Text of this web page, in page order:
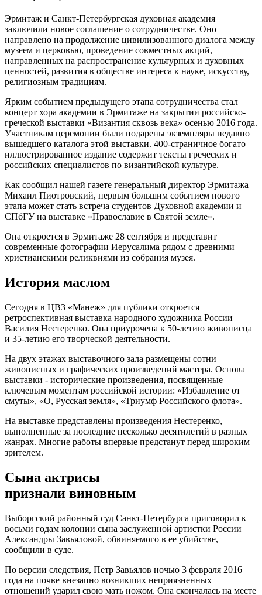
Эрмитаж и Санкт-Петербургская духовная академия
заключили новое соглашение о сотрудничестве. Оно
направлено на продолжение цивилизованного диалога между
музеем и церковью, проведение совместных акций,
направленных на распространение культурных и духовных
ценностей, развития в обществе интереса к науке, искусству,
религиозным традициям.
Ярким событием предыдущего этапа сотрудничества стал
концерт хора академии в Эрмитаже на закрытии российско-
греческой выставки «Византия сквозь века» осенью 2016 года.
Участникам церемонии были подарены экземпляры недавно
вышедшего каталога этой выставки. 400-страничное богато
иллюстрированное издание содержит тексты греческих и
российских специалистов по византийской культуре.
Как сообщил нашей газете генеральный директор Эрмитажа
Михаил Пиотровский, первым большим событием нового
этапа может стать встреча студентов Духовной академии и
СПбГУ на выставке «Православие в Святой земле».
Она откроется в Эрмитаже 28 сентября и представит
современные фотографии Иерусалима рядом с древними
христианскими реликвиями из собрания музея.
История маслом
Сегодня в ЦВЗ «Манеж» для публики откроется
ретроспективная выставка народного художника России
Василия Нестеренко. Она приурочена к 50-летию живописца
и 35-летию его творческой деятельности.
На двух этажах выставочного зала размещены сотни
живописных и графических произведений мастера. Основа
выставки - исторические произведения, посвященные
ключевым моментам российской истории: «Избавление от
смуты», «О, Русская земля», «Триумф Российского флота».
На выставке представлены произведения Нестеренко,
выполненные за последние несколько десятилетий в разных
жанрах. Многие работы впервые предстанут перед широким
зрителем.
Сына актрисы
признали виновным
Выборгский районный суд Санкт-Петербурга приговорил к
восьми годам колонии сына заслуженной артистки России
Александры Завьяловой, обвиняемого в ее убийстве,
сообщили в суде.
По версии следствия, Петр Завьялов ночью 3 февраля 2016
года на почве внезапно возникших неприязненных
отношений ударил свою мать ножом. Она скончалась на месте